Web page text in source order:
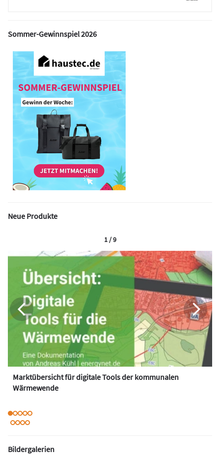
Sommer-Gewinnspiel 2026
Neue Produkte
Marktübersicht für digitale Tools der kommunalen
Wärmewende
1 / 9
Bildergalerien